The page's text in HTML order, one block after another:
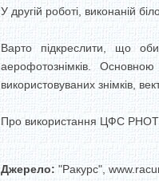
У другій роботі, виконаній
Варто підкреслити, що
аерофотознімків.
Основною
використовуваних знімків,
Про використання ЦФС
Джерело: "Ракурс",